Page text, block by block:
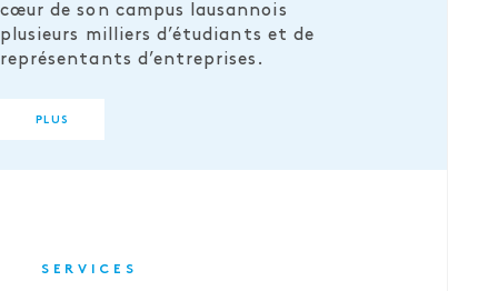
cœur de son campus lausannois
plusieurs milliers d’étudiants et de
représentants d’entreprises.
PLUS
SERVICES